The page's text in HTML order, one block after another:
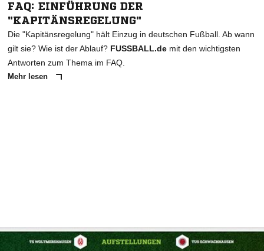
FAQ: EINFÜHRUNG DER
"KAPITÄNSREGELUNG"
Die "Kapitänsregelung" hält Einzug in deutschen Fußball. Ab wann
gilt sie? Wie ist der Ablauf? FUSSBALL.de mit den wichtigsten
Antworten zum Thema im FAQ.
Mehr lesen